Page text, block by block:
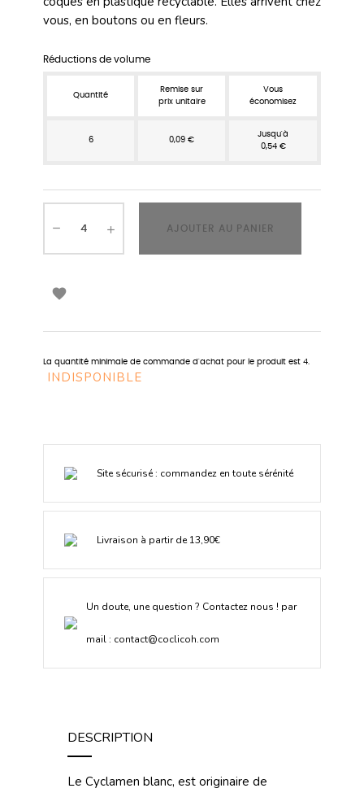
vous, en boutons ou en fleurs.
Réductions de volume
Quantité
Remise sur
prix unitaire
Vous
économisez
6 0,09 €
Jusqu'à
0,54 €
AJOUTER AU PANIER

La quantité minimale de commande d'achat pour le produit est 4.
INDISPONIBLE
Site sécurisé : commandez en toute sérénité
Livraison à partir de 13,90€
Un doute, une question ? Contactez nous ! par
mail : contact@coclicoh.com
DESCRIPTION
Le Cyclamen blanc, est originaire de